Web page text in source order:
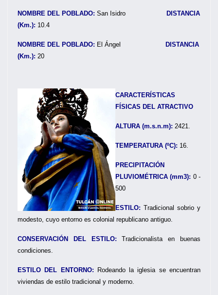
NOMBRE DEL POBLADO: San Isidro
DISTANCIA
(Km.): 10.4
NOMBRE DEL POBLADO: El Ángel
DISTANCIA
(Km.): 20
CARACTERÍSTICAS
FÍSICAS DEL ATRACTIVO
ALTURA (m.s.n.m): 2421.
TEMPERATURA (ºC): 16.
PRECIPITACIÓN
PLUVIOMÉTRICA (mm3): 0 -
500
ESTILO: Tradicional sobrio y
modesto, cuyo entorno es colonial republicano antiguo.
CONSERVACIÓN DEL ESTILO: Tradicionalista en buenas
condiciones.
ESTILO DEL ENTORNO: Rodeando la iglesia se encuentran
viviendas de estilo tradicional y moderno.